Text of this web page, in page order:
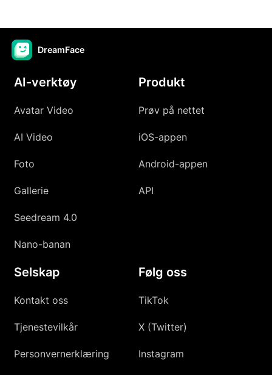
DreamFace
AI-verktøy
Avatar Video
AI Video
Foto
Gallerie
Seedream 4.0
Nano-banan
Produkt
Prøv på nettet
iOS-appen
Android-appen
API
Selskap
Kontakt oss
Tjenestevilkår
Personvernerklæring
Følg oss
TikTok
X (Twitter)
Instagram